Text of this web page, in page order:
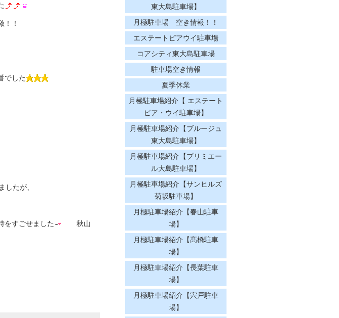
！
でした
たが、
をすごせました 秋山
東大島駐車場】
月極駐車場 空き情報！！
エステートピアウイ駐車場
コアシティ東大島駐車場
駐車場空き情報
夏季休業
月極駐車場紹介【 エステート
ピア・ウイ駐車場】
月極駐車場紹介【ブルージュ
東大島駐車場】
月極駐車場紹介【プリミエー
ル大島駐車場】
月極駐車場紹介【サンヒルズ
菊坂駐車場】
月極駐車場紹介【春山駐車
場】
月極駐車場紹介【髙橋駐車
場】
月極駐車場紹介【長葉駐車
場】
月極駐車場紹介【宍戸駐車
場】